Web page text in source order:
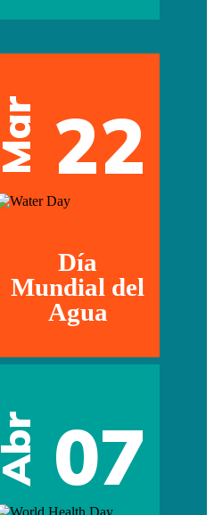
Mar 22
Día
Mundial del
Agua
Abr 07